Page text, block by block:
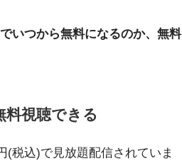
いつから無料になるのか、無料
料視聴できる
(税込)で見放題配信されていま